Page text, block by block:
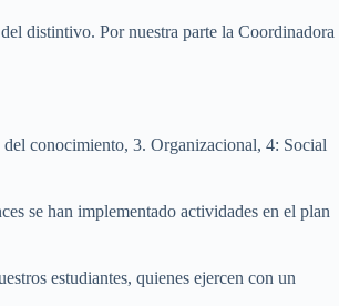
distintivo. Por nuestra parte la Coordinadora
conocimiento, 3. Organizacional, 4: Social
se han implementado actividades en el plan
estudiantes, quienes ejercen con un